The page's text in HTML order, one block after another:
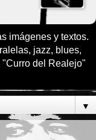
imágenes y textos.
jazz, blues,
del Realejo"
▼